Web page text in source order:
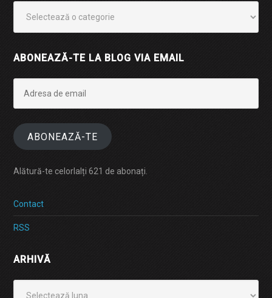
ABONEAZĂ-TE LA BLOG VIA EMAIL
email
ABONEAZĂ-TE
Alătură-te celorlalți 621 de abonați.
Contact
RSS
ARHIVĂ